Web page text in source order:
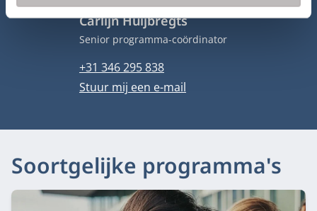
Carlijn Huijbregts
Functietitel
Senior programma-coördinator
Telefoonnummer
+31 346 295 838
E-mailadres
Stuur mij een e-mail
Soortgelijke programma's